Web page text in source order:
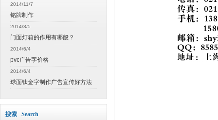
2014/11/7
铭牌制作
2014/8/5
门面灯箱的作用有哪般？
2014/6/4
pvc广告字价格
2014/6/4
球面钛金字制作广告宣传好方法
搜索 Search